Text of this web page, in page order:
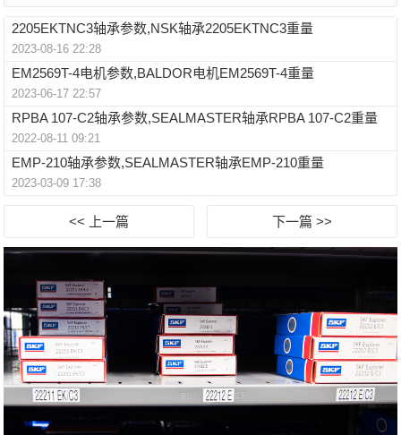
2205EKTNC3轴承参数,NSK轴承2205EKTNC3重量
2023-08-16 22:28
EM2569T-4电机参数,BALDOR电机EM2569T-4重量
2023-06-17 22:57
RPBA 107-C2轴承参数,SEALMASTER轴承RPBA 107-C2重量
2022-08-11 09:21
EMP-210轴承参数,SEALMASTER轴承EMP-210重量
2023-03-09 17:38
<< 上一篇 下一篇 >>